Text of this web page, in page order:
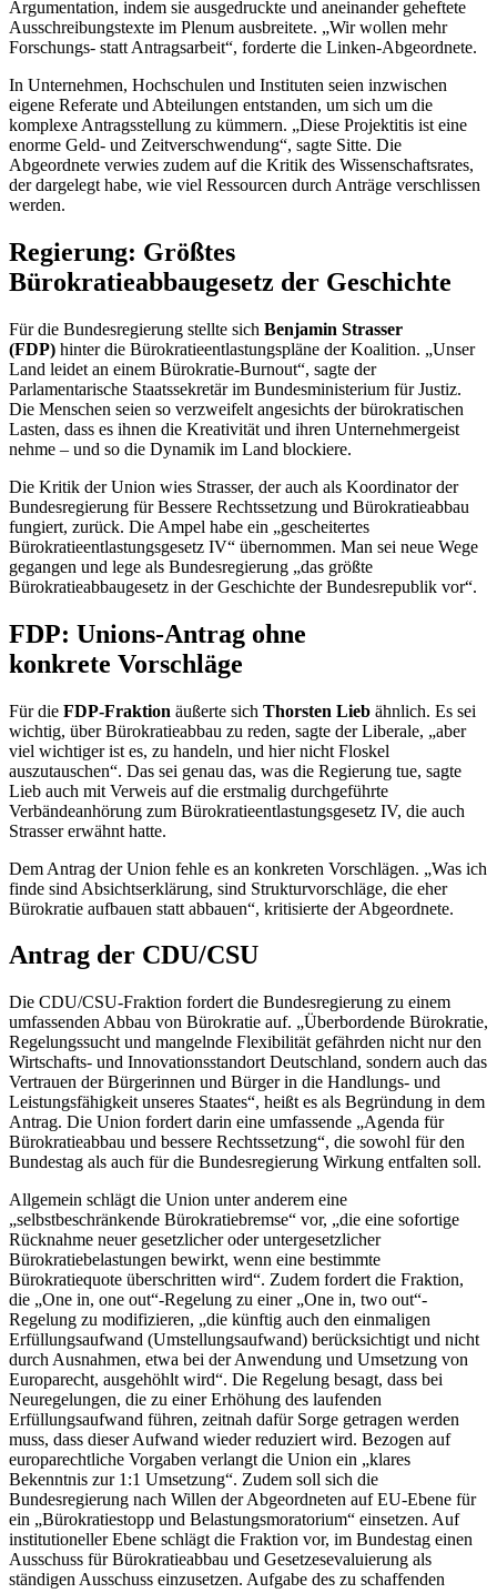
Argumentation, indem sie ausgedruckte und aneinander geheftete
Ausschreibungstexte im Plenum ausbreitete. „Wir wollen mehr
Forschungs- statt Antragsarbeit“, forderte die Linken-Abgeordnete.
In Unternehmen, Hochschulen und Instituten seien inzwischen
eigene Referate und Abteilungen entstanden, um sich um die
komplexe Antragsstellung zu kümmern. „Diese Projektitis ist eine
enorme Geld- und Zeitverschwendung“, sagte Sitte. Die
Abgeordnete verwies zudem auf die Kritik des Wissenschaftsrates,
der dargelegt habe, wie viel Ressourcen durch Anträge verschlissen
werden.
Regierung: Größtes
Bürokratieabbaugesetz der Geschichte
Für die Bundesregierung stellte sich Benjamin Strasser
(FDP) hinter die Bürokratieentlastungspläne der Koalition. „Unser
Land leidet an einem Bürokratie-Burnout“, sagte der
Parlamentarische Staatssekretär im Bundesministerium für Justiz.
Die Menschen seien so verzweifelt angesichts der bürokratischen
Lasten, dass es ihnen die Kreativität und ihren Unternehmergeist
nehme – und so die Dynamik im Land blockiere.
Die Kritik der Union wies Strasser, der auch als Koordinator der
Bundesregierung für Bessere Rechtssetzung und Bürokratieabbau
fungiert, zurück. Die Ampel habe ein „gescheitertes
Bürokratieentlastungsgesetz IV“ übernommen. Man sei neue Wege
gegangen und lege als Bundesregierung „das größte
Bürokratieabbaugesetz in der Geschichte der Bundesrepublik vor“.
FDP: Unions-Antrag ohne
konkrete Vorschläge
Für die FDP-Fraktion äußerte sich Thorsten Lieb ähnlich. Es sei
wichtig, über Bürokratieabbau zu reden, sagte der Liberale, „aber
viel wichtiger ist es, zu handeln, und hier nicht Floskel
auszutauschen“. Das sei genau das, was die Regierung tue, sagte
Lieb auch mit Verweis auf die erstmalig durchgeführte
Verbändeanhörung zum Bürokratieentlastungsgesetz IV, die auch
Strasser erwähnt hatte.
Dem Antrag der Union fehle es an konkreten Vorschlägen. „Was ich
finde sind Absichtserklärung, sind Strukturvorschläge, die eher
Bürokratie aufbauen statt abbauen“, kritisierte der Abgeordnete.
Antrag der CDU/CSU
Die CDU/CSU-Fraktion fordert die Bundesregierung zu einem
umfassenden Abbau von Bürokratie auf. „Überbordende Bürokratie,
Regelungssucht und mangelnde Flexibilität gefährden nicht nur den
Wirtschafts- und Innovationsstandort Deutschland, sondern auch das
Vertrauen der Bürgerinnen und Bürger in die Handlungs- und
Leistungsfähigkeit unseres Staates“, heißt es als Begründung in dem
Antrag. Die Union fordert darin eine umfassende „Agenda für
Bürokratieabbau und bessere Rechtssetzung“, die sowohl für den
Bundestag als auch für die Bundesregierung Wirkung entfalten soll.
Allgemein schlägt die Union unter anderem eine
„selbstbeschränkende Bürokratiebremse“ vor, „die eine sofortige
Rücknahme neuer gesetzlicher oder untergesetzlicher
Bürokratiebelastungen bewirkt, wenn eine bestimmte
Bürokratiequote überschritten wird“. Zudem fordert die Fraktion,
die „One in, one out“-Regelung zu einer „One in, two out“-
Regelung zu modifizieren, „die künftig auch den einmaligen
Erfüllungsaufwand (Umstellungsaufwand) berücksichtigt und nicht
durch Ausnahmen, etwa bei der Anwendung und Umsetzung von
Europarecht, ausgehöhlt wird“. Die Regelung besagt, dass bei
Neuregelungen, die zu einer Erhöhung des laufenden
Erfüllungsaufwand führen, zeitnah dafür Sorge getragen werden
muss, dass dieser Aufwand wieder reduziert wird. Bezogen auf
europarechtliche Vorgaben verlangt die Union ein „klares
Bekenntnis zur 1:1 Umsetzung“. Zudem soll sich die
Bundesregierung nach Willen der Abgeordneten auf EU-Ebene für
ein „Bürokratiestopp und Belastungsmoratorium“ einsetzen. Auf
institutioneller Ebene schlägt die Fraktion vor, im Bundestag einen
Ausschuss für Bürokratieabbau und Gesetzesevaluierung als
ständigen Ausschuss einzusetzen. Aufgabe des zu schaffenden